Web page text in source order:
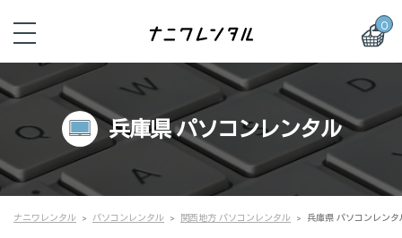
0
兵庫県 パソコンレンタル
ナニワレンタル パソコンレンタル 関西地方 パソコンレンタル 兵庫県 パソコンレンタ